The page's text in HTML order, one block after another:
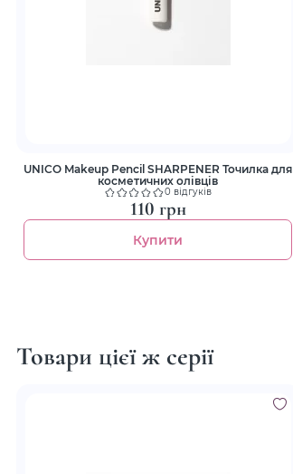
UNICO Makeup Pencil SHARPENER Точилка для
косметичних олівців
0 відгуків
110 грн
Купити
Товари цієї ж серії